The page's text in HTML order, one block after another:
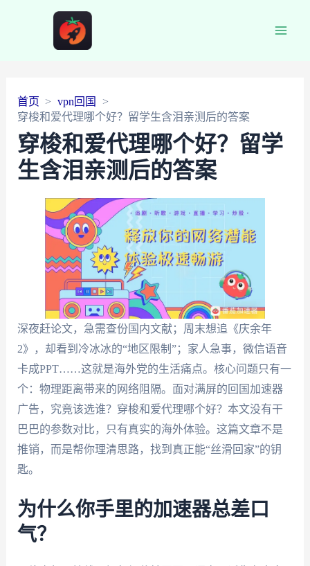
首页
vpn回国
穿梭和爱代理哪个好？留学生含泪亲测后的答案
穿梭和爱代理哪个好？留学
生含泪亲测后的答案
深夜赶论文，急需查份国内文献；周末想追《庆余年
2》，却看到冷冰冰的“地区限制”；家人急事，微信语音
卡成PPT……这就是海外党的生活痛点。核心问题只有一
个：物理距离带来的网络阻隔。面对满屏的回国加速器
广告，究竟该选谁？穿梭和爱代理哪个好？本文没有干
巴巴的参数对比，只有真实的海外体验。这篇文章不是
推销，而是帮你理清思路，找到真正能“丝滑回家”的钥
匙。
为什么你手里的加速器总差口
气？